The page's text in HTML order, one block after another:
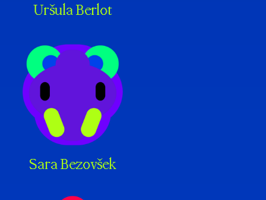
Uršula Berlot
Sara Bezovšek